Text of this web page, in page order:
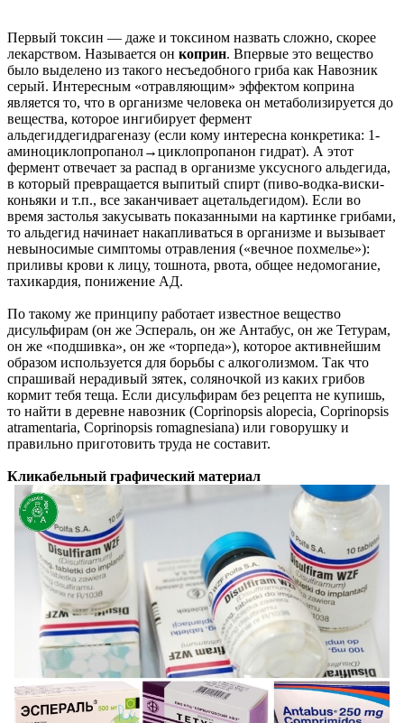
Первый токсин — даже и токсином назвать сложно, скорее
лекарством. Называется он коприн. Впервые это вещество
было выделено из такого несъедобного гриба как Навозник
серый. Интересным «отравляющим» эффектом коприна
является то, что в организме человека он метаболизируется до
вещества, которое ингибирует фермент
альдегиддегидрагеназу (если кому интересна конкретика: 1-
аминоциклопропанол→циклопропанон гидрат). А этот
фермент отвечает за распад в организме уксусного альдегида,
в который превращается выпитый спирт (пиво-водка-виски-
коньяки и т.п., все заканчивает ацетальдегидом). Если во
время застолья закусывать показанными на картинке грибами,
то альдегид начинает накапливаться в организме и вызывает
невыносимые симптомы отравления («вечное похмелье»):
приливы крови к лицу, тошнота, рвота, общее недомогание,
тахикардия, понижение АД.
По такому же принципу работает известное вещество
дисульфирам (он же Эспераль, он же Антабус, он же Тетурам,
он же «подшивка», он же «торпеда»), которое активнейшим
образом используется для борьбы с алкоголизмом. Так что
спрашивай нерадивый зятек, соляночкой из каких грибов
кормит тебя теща. Если дисульфирам без рецепта не купишь,
то найти в деревне навозник (Coprinopsis alopecia, Coprinopsis
atramentaria, Coprinopsis romagnesiana) или говорушку и
правильно приготовить труда не составит.
Кликабельный графический материал